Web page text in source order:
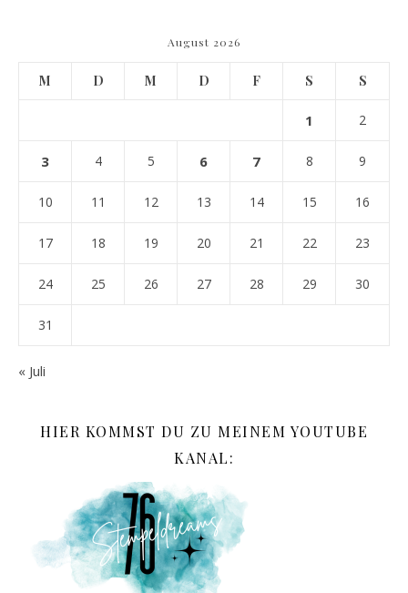
August 2026
M D M D F S S
1 2
3 4 5 6 7 8 9
10 11 12 13 14 15 16
17 18 19 20 21 22 23
24 25 26 27 28 29 30
31
« Juli
HIER KOMMST DU ZU MEINEM YOUTUBE
KANAL: